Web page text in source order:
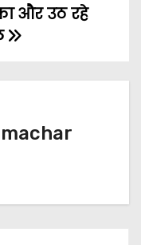
और उठ रहे